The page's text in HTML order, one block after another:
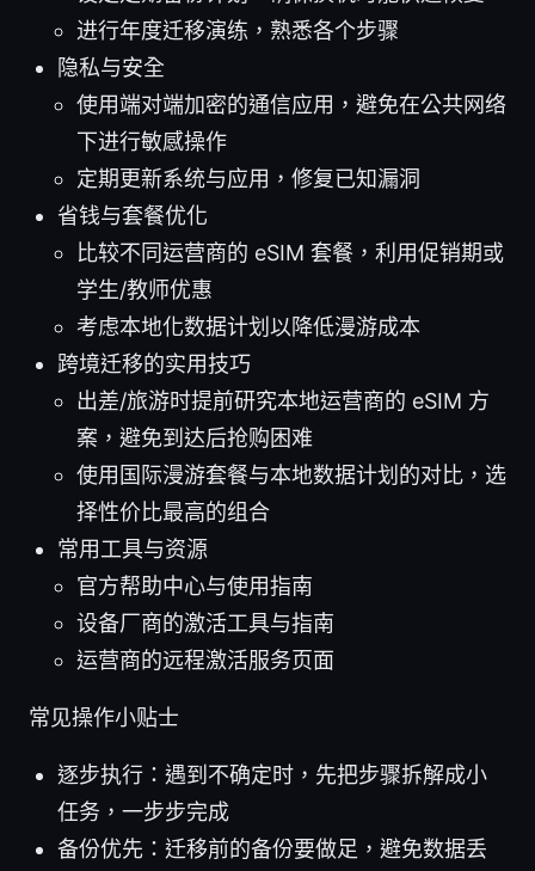
进行年度迁移演练，熟悉各个步骤
隐私与安全
使用端对端加密的通信应用，避免在公共网络
下进行敏感操作
定期更新系统与应用，修复已知漏洞
省钱与套餐优化
比较不同运营商的 eSIM 套餐，利用促销期或
学生/教师优惠
考虑本地化数据计划以降低漫游成本
跨境迁移的实用技巧
出差/旅游时提前研究本地运营商的 eSIM 方
案，避免到达后抢购困难
使用国际漫游套餐与本地数据计划的对比，选
择性价比最高的组合
常用工具与资源
官方帮助中心与使用指南
设备厂商的激活工具与指南
运营商的远程激活服务页面
常见操作小贴士
逐步执行：遇到不确定时，先把步骤拆解成小
任务，一步步完成
备份优先：迁移前的备份要做足，避免数据丢